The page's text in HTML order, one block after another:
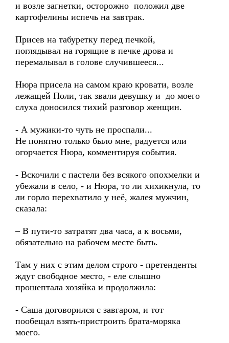
и возле загнетки, осторожно положил две
картофелины испечь на завтрак.
Присев на табуретку перед печкой,
поглядывал на горящие в печке дрова и
перемалывал в голове случившееся...
Нюра присела на самом краю кровати, возле
лежащей Поли, так звали девушку и до моего
слуха доносился тихий разговор женщин.
- А мужики-то чуть не проспали...
Не понятно только было мне, радуется или
огорчается Нюра, комментируя события.
- Вскочили с пастели без всякого опохмелки и
убежали в село, - и Нюра, то ли хихикнула, то
ли горло перехватило у неё, жалея мужчин,
сказала:
– В пути-то затратят два часа, а к восьми,
обязательно на рабочем месте быть.
Там у них с этим делом строго - претенденты
ждут свободное место, - еле слышно
прошептала хозяйка и продолжила:
- Саша договорился с завгаром, и тот
пообещал взять-пристроить брата-моряка
моего.